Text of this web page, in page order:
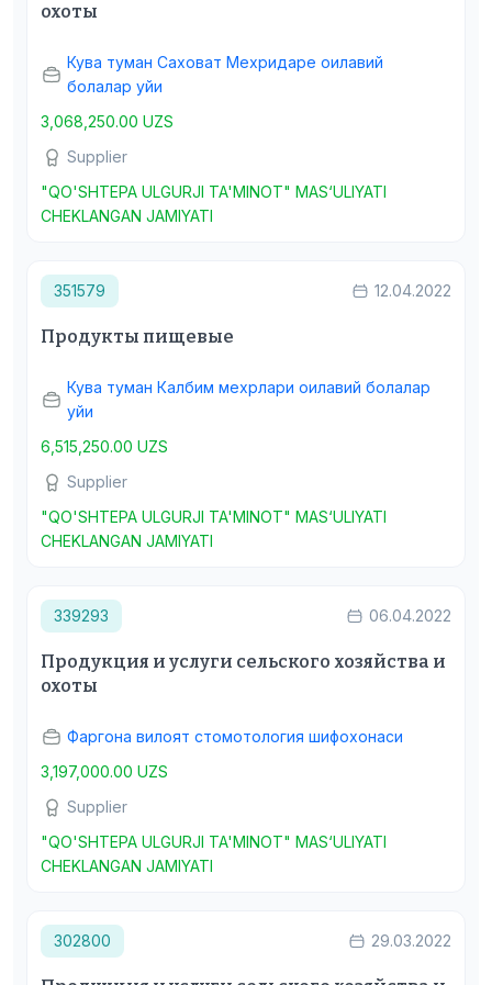
охоты
Кува туман Саховат Мехридаре оилавий
болалар уйи
3,068,250.00 UZS
Supplier
"QO'SHTEPA ULGURJI TA'MINOT" MAS‘ULIYATI
CHEKLANGAN JAMIYATI
351579 12.04.2022
Продукты пищевые
Кува туман Калбим мехрлари оилавий болалар
уйи
6,515,250.00 UZS
Supplier
"QO'SHTEPA ULGURJI TA'MINOT" MAS‘ULIYATI
CHEKLANGAN JAMIYATI
339293 06.04.2022
Продукция и услуги сельского хозяйства и
охоты
Фаргона вилоят стомотология шифохонаси
3,197,000.00 UZS
Supplier
"QO'SHTEPA ULGURJI TA'MINOT" MAS‘ULIYATI
CHEKLANGAN JAMIYATI
302800 29.03.2022